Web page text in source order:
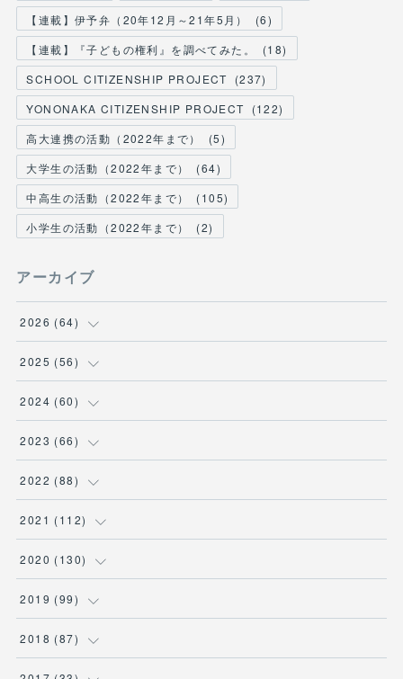
【連載】伊予弁（20年12月～21年5月）
(6)
【連載】『子どもの権利』を調べてみた。
(18)
SCHOOL CITIZENSHIP PROJECT
(237)
YONONAKA CITIZENSHIP PROJECT
(122)
高大連携の活動（2022年まで）
(5)
大学生の活動（2022年まで）
(64)
中高生の活動（2022年まで）
(105)
小学生の活動（2022年まで）
(2)
アーカイブ
2026 (64)
(2)
(6)
(9)
( 11
2025 (56)
(1)
(2)
(1)
( 5 )
2024 (60)
(12
(13
( 12)
( 4 )
2023 (66)
(1)
( 5 )
(2)
( 4 )
2022 (88)
( 12)
(6)
(3)
(1)
2021 (112)
(7)
(4)
(15
( 1 )
2020 (130)
(23
(25
(7)
2019 (99)
(6)
(11
2018 (87)